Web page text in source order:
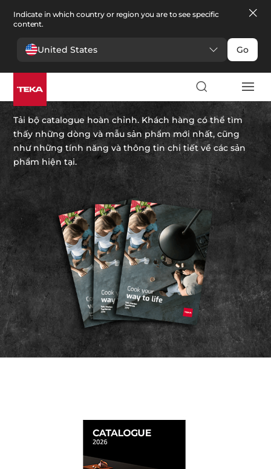
Indicate in which country or region you are to see specific
content.
United States Go
Teka’s Catalogue
Tải bộ catalogue hoàn chỉnh. Khách hàng có thể tìm
thấy những dòng và mẫu sản phẩm mới nhất, cũng
như những tính năng và thông tin chi tiết về các sản
phẩm hiện tại.